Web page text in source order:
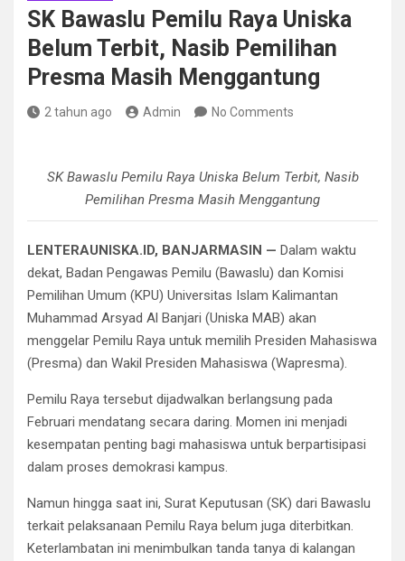
SK Bawaslu Pemilu Raya Uniska
Belum Terbit, Nasib Pemilihan
Presma Masih Menggantung
2 tahun ago Admin No Comments
SK Bawaslu Pemilu Raya Uniska Belum Terbit, Nasib
Pemilihan Presma Masih Menggantung
LENTERAUNISKA.ID, BANJARMASIN — Dalam waktu
dekat, Badan Pengawas Pemilu (Bawaslu) dan Komisi
Pemilihan Umum (KPU) Universitas Islam Kalimantan
Muhammad Arsyad Al Banjari (Uniska MAB) akan
menggelar Pemilu Raya untuk memilih Presiden Mahasiswa
(Presma) dan Wakil Presiden Mahasiswa (Wapresma).
Pemilu Raya tersebut dijadwalkan berlangsung pada
Februari mendatang secara daring. Momen ini menjadi
kesempatan penting bagi mahasiswa untuk berpartisipasi
dalam proses demokrasi kampus.
Namun hingga saat ini, Surat Keputusan (SK) dari Bawaslu
terkait pelaksanaan Pemilu Raya belum juga diterbitkan.
Keterlambatan ini menimbulkan tanda tanya di kalangan